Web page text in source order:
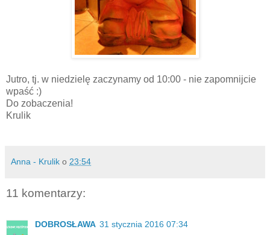
Jutro, tj. w niedzielę zaczynamy od 10:00 - nie zapomnijcie
wpaść :)
Do zobaczenia!
Krulik
Anna - Krulik o 23:54
11 komentarzy:
DOBROSŁAWA 31 stycznia 2016 07:34